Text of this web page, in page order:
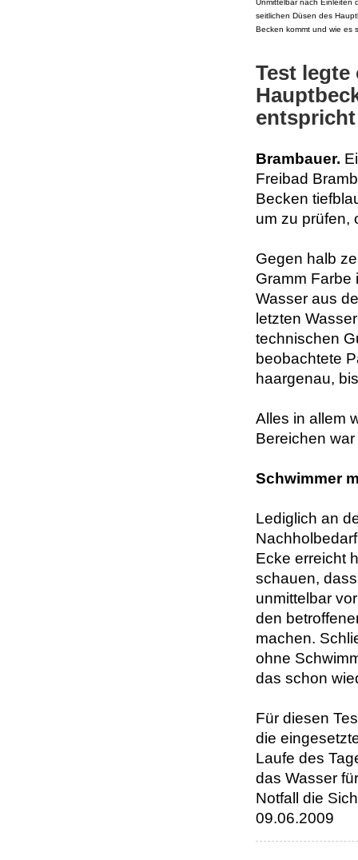
Unmittelbar nach Einleiten
seitlichen Düsen des
Becken kommt und wie es
Test
entspricht
Brambauer.
Freibad
Becken
um zu prüfen,
Gegen halb
Gramm Farbe
Wasser aus
letzten
technischen
beobachtete
haargenau,
Alles in allem
Bereichen
Schwimmer
Lediglich an
Ecke erreicht
schauen,
unmittelbar
den
machen.
ohne
das schon
Für diesen
die
Laufe des
das Wasser
Notfall die
09.06.2009